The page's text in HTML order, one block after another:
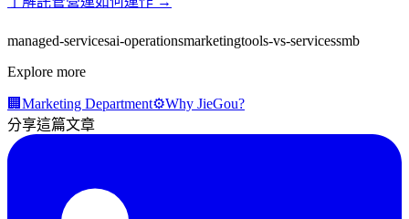
managed-servicesai-operationsmarketingtools-vs-servicessmb
Explore more
🏢 Marketing Department⚙️Why JieGou?
分享這篇文章